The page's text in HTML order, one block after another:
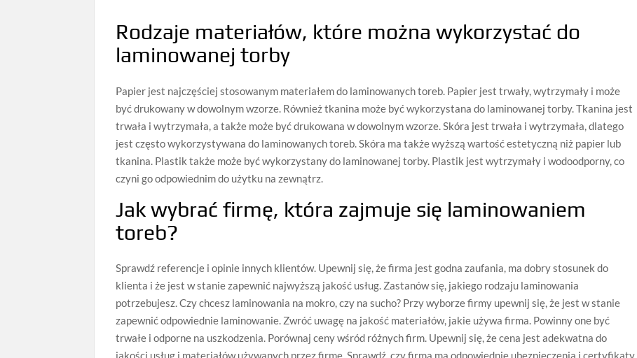
Rodzaje materiałów, które można wykorzystać do
laminowanej torby
Papier jest najczęściej stosowanym materiałem do laminowanych toreb. Papier jest trwały, wytrzymały i może
być drukowany w dowolnym wzorze. Również tkanina może być wykorzystana do laminowanej torby. Tkanina jest
trwała i wytrzymała, a także może być drukowana w dowolnym wzorze. Skóra jest trwała i wytrzymała, dlatego
jest często wykorzystywana do laminowanych toreb. Skóra ma także wyższą wartość estetyczną niż papier lub
tkanina. Plastik także może być wykorzystany do laminowanej torby. Plastik jest wytrzymały i wodoodporny, co
czyni go odpowiednim do użytku na zewnątrz.
Jak wybrać firmę, która zajmuje się laminowaniem
toreb?
Sprawdź referencje i opinie innych klientów. Upewnij się, że firma jest godna zaufania, ma dobry stosunek do
klienta i że jest w stanie zapewnić najwyższą jakość usług. Zastanów się, jakiego rodzaju laminowania
potrzebujesz. Czy chcesz laminowania na mokro, czy na sucho? Przy wyborze firmy upewnij się, że jest w stanie
zapewnić odpowiednie laminowanie. Zwróć uwagę na jakość materiałów, jakie używa firma. Powinny one być
trwałe i odporne na uszkodzenia. Porównaj ceny wśród różnych firm. Upewnij się, że cena jest adekwatna do
jakości usług i materiałów używanych przez firmę. Sprawdź, czy firma ma odpowiednie ubezpieczenia i certyfikaty.